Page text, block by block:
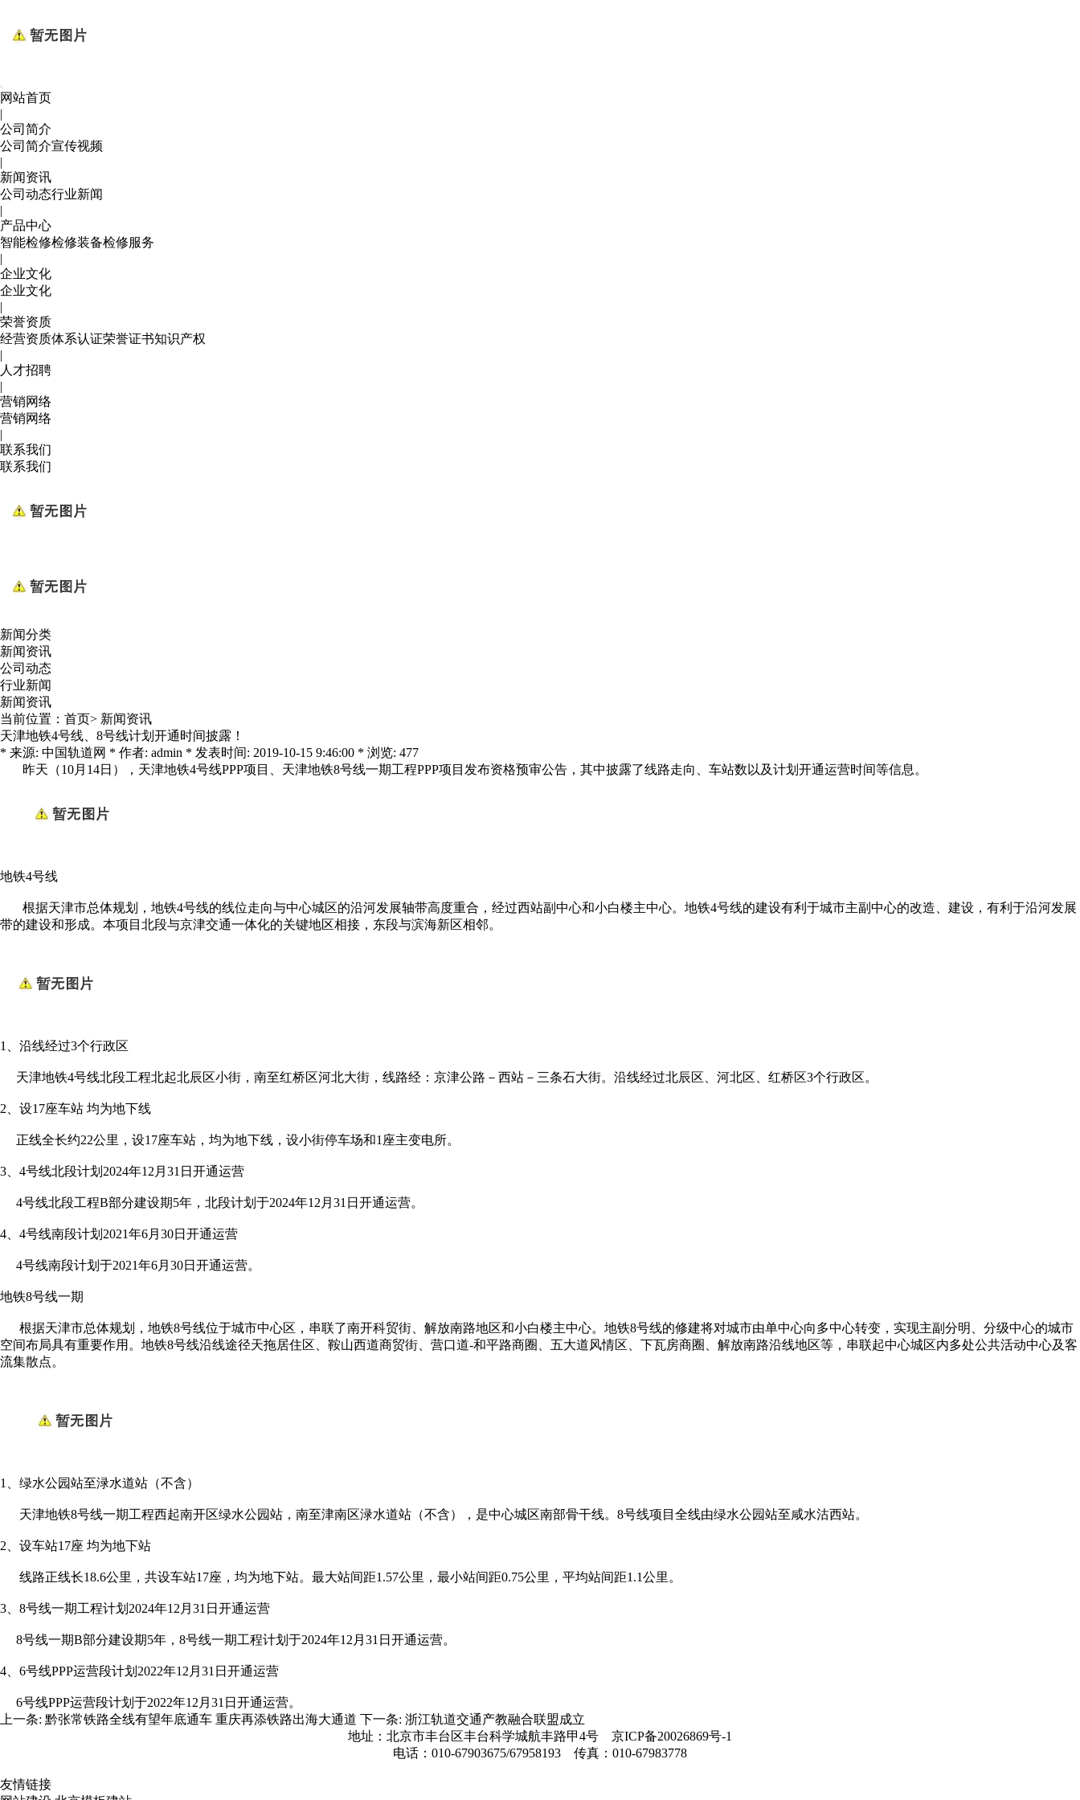
网站首页
|
公司简介
公司简介宣传视频
|
新闻资讯
公司动态行业新闻
|
产品中心
智能检修检修装备检修服务
|
企业文化
企业文化
|
荣誉资质
经营资质体系认证荣誉证书知识产权
|
人才招聘
|
营销网络
营销网络
|
联系我们
联系我们
新闻分类
新闻资讯
公司动态
行业新闻
新闻资讯
当前位置： 首页> 新闻资讯
天津地铁4号线、8号线计划开通时间披露！
* 来源: 中国轨道网 * 作者: admin * 发表时间: 2019-10-15 9:46:00 * 浏览: 477
昨天（10月14日），天津地铁4号线PPP项目、天津地铁8号线一期工程PPP项目发布资格预审公告，其中披露了线路走向、车站数以及计划开通运营时间等信息。
地铁4号线
根据天津市总体规划，地铁4号线的线位走向与中心城区的沿河发展轴带高度重合，经过西站副中心和小白楼主中心。地铁4号线的建设有利于城市主副中心的改造、建设，有利于沿河发展
带的建设和形成。本项目北段与京津交通一体化的关键地区相接，东段与滨海新区相邻。
1、沿线经过3个行政区
天津地铁4号线北段工程北起北辰区小街，南至红桥区河北大街，线路经：京津公路－西站－三条石大街。沿线经过北辰区、河北区、红桥区3个行政区。
2、设17座车站 均为地下线
正线全长约22公里，设17座车站，均为地下线，设小街停车场和1座主变电所。
3、4号线北段计划2024年12月31日开通运营
4号线北段工程B部分建设期5年，北段计划于2024年12月31日开通运营。
4、4号线南段计划2021年6月30日开通运营
4号线南段计划于2021年6月30日开通运营。
地铁8号线一期
根据天津市总体规划，地铁8号线位于城市中心区，串联了南开科贸街、解放南路地区和小白楼主中心。地铁8号线的修建将对城市由单中心向多中心转变，实现主副分明、分级中心的城市
空间布局具有重要作用。地铁8号线沿线途径天拖居住区、鞍山西道商贸街、营口道-和平路商圈、五大道风情区、下瓦房商圈、解放南路沿线地区等，串联起中心城区内多处公共活动中心及客
流集散点。
1、绿水公园站至渌水道站（不含）
天津地铁8号线一期工程西起南开区绿水公园站，南至津南区渌水道站（不含），是中心城区南部骨干线。8号线项目全线由绿水公园站至咸水沽西站。
2、设车站17座 均为地下站
线路正线长18.6公里，共设车站17座，均为地下站。最大站间距1.57公里，最小站间距0.75公里，平均站间距1.1公里。
3、8号线一期工程计划2024年12月31日开通运营
8号线一期B部分建设期5年，8号线一期工程计划于2024年12月31日开通运营。
4、6号线PPP运营段计划2022年12月31日开通运营
6号线PPP运营段计划于2022年12月31日开通运营。
上一条: 黔张常铁路全线有望年底通车 重庆再添铁路出海大通道 下一条: 浙江轨道交通产教融合联盟成立
地址：北京市丰台区丰台科学城航丰路甲4号 京ICP备20026869号-1
电话：010-67903675/67958193 传真：010-67983778
友情链接